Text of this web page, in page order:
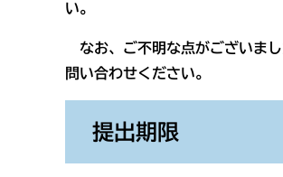
い。
なお、ご不明な点がござい
問い合わせください。
提出期限